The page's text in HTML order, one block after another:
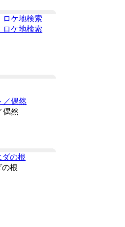
偶然
の根